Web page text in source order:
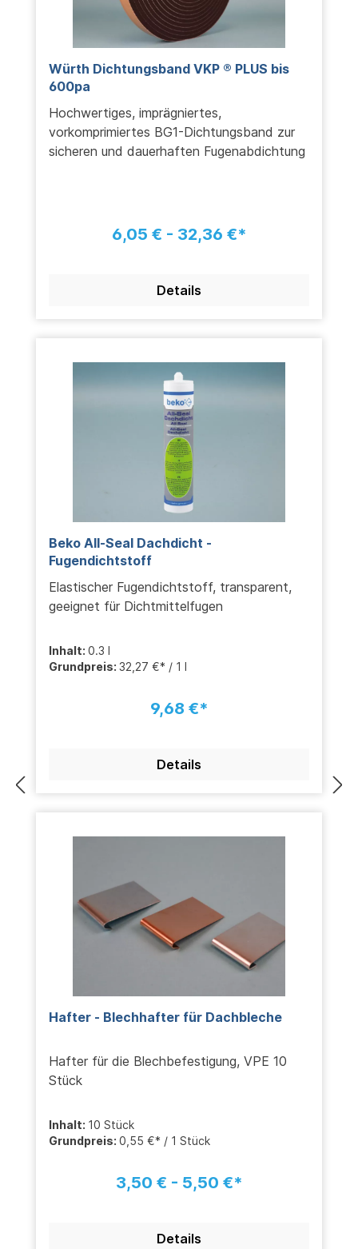
Würth Dichtungsband VKP ® PLUS bis
600pa
Hochwertiges, imprägniertes,
vorkomprimiertes BG1-Dichtungsband zur
sicheren und dauerhaften Fugenabdichtung
6,05 € - 32,36 €*
Details
Beko All-Seal Dachdicht -
Fugendichtstoff
Elastischer Fugendichtstoff, transparent,
geeignet für Dichtmittelfugen
Inhalt: 0.3 l
Grundpreis: 32,27 €* / 1 l
9,68 €*
Details
Hafter - Blechhafter für Dachbleche
Hafter für die Blechbefestigung, VPE 10
Stück
Inhalt: 10 Stück
Grundpreis: 0,55 €* / 1 Stück
3,50 € - 5,50 €*
Details